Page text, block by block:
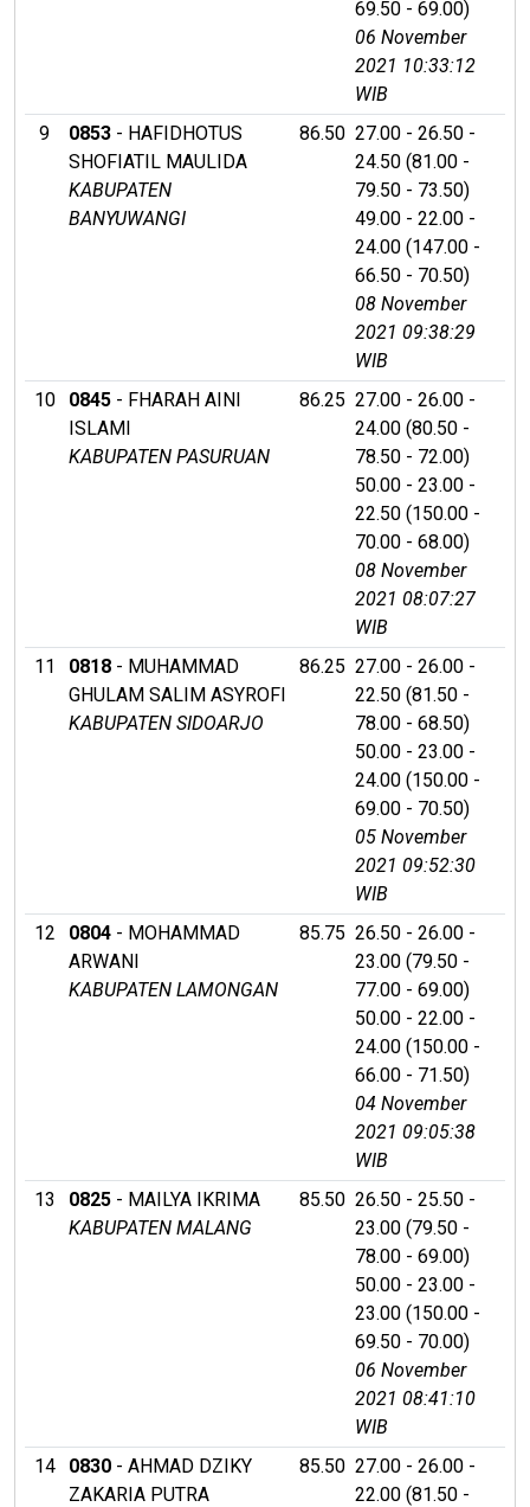
69.50 - 69.00)
06 November
2021 10:33:12
WIB
9
0853 - HAFIDHOTUS
SHOFIATIL MAULIDA
KABUPATEN
BANYUWANGI
86.50 27.00 - 26.50 -
24.50 (81.00 -
79.50 - 73.50)
49.00 - 22.00 -
24.00 (147.00 -
66.50 - 70.50)
08 November
2021 09:38:29
WIB
10
0845 - FHARAH AINI
ISLAMI
KABUPATEN PASURUAN
86.25 27.00 - 26.00 -
24.00 (80.50 -
78.50 - 72.00)
50.00 - 23.00 -
22.50 (150.00 -
70.00 - 68.00)
08 November
2021 08:07:27
WIB
11
0818 - MUHAMMAD
GHULAM SALIM ASYROFI
KABUPATEN SIDOARJO
86.25 27.00 - 26.00 -
22.50 (81.50 -
78.00 - 68.50)
50.00 - 23.00 -
24.00 (150.00 -
69.00 - 70.50)
05 November
2021 09:52:30
WIB
12
0804 - MOHAMMAD
ARWANI
KABUPATEN LAMONGAN
85.75 26.50 - 26.00 -
23.00 (79.50 -
77.00 - 69.00)
50.00 - 22.00 -
24.00 (150.00 -
66.00 - 71.50)
04 November
2021 09:05:38
WIB
13
0825 - MAILYA IKRIMA
KABUPATEN MALANG
85.50 26.50 - 25.50 -
23.00 (79.50 -
78.00 - 69.00)
50.00 - 23.00 -
23.00 (150.00 -
69.50 - 70.00)
06 November
2021 08:41:10
WIB
14
0830 - AHMAD DZIKY
ZAKARIA PUTRA
85.50 27.00 - 26.00 -
22.00 (81.50 -